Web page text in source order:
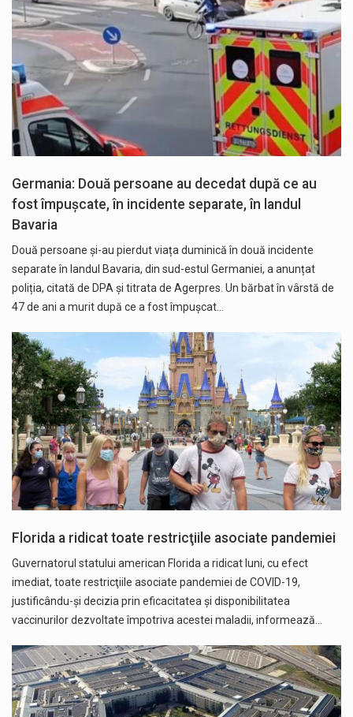
Germania: Două persoane au decedat după ce au
fost împușcate, în incidente separate, în landul
Bavaria
Două persoane și-au pierdut viața duminică în două incidente
separate în landul Bavaria, din sud-estul Germaniei, a anunțat
poliția, citată de DPA și titrata de Agerpres. Un bărbat în vârstă de
47 de ani a murit după ce a fost împușcat…
Florida a ridicat toate restricţiile asociate pandemiei
Guvernatorul statului american Florida a ridicat luni, cu efect
imediat, toate restricţiile asociate pandemiei de COVID-19,
justificându-şi decizia prin eficacitatea şi disponibilitatea
vaccinurilor dezvoltate împotriva acestei maladii, informează…